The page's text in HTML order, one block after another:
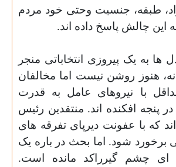
طبقه، جنسیت وحتی خود مردم
این چالش پاسخ داده اند.
ها به یک پیروزی انتخاباتی منجر
هنوز روشن نیست اما مخالفان
با نیروهای عامل به قدرت
پنجه افکنده اند. منتقدین رئیس
که با عفونت دیرپای تفرقه های
برخورد شود. اما بحث در باره یک
ای چشم گیرراکد مانده است.